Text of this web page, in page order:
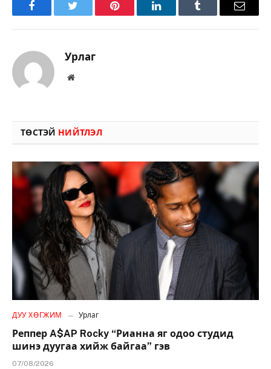
FacebookTwitter Pinterest LinkedInTumblr Имэйл
Урлаг
Вэбсайт
ТӨСТЭЙ НИЙТЛЭЛ
ДУУ ХӨГЖИМ Урлаг
Реппер A$AP Rocky “Рианна яг одоо студид
шинэ дуугаа хийж байгаа” гэв
07/08/2026